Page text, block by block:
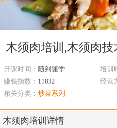
木须肉培训,木须肉技
开课时间： 随到随学 培训
赚钱指数： 11832 经营
相关分类： 炒菜系列
木须肉培训详情